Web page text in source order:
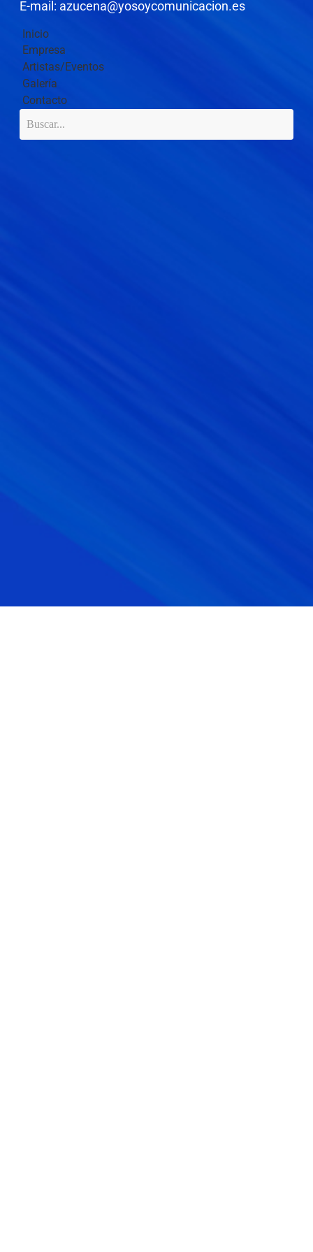
E-mail: azucena@yosoycomunicacion.es
Inicio
Empresa
Artistas/Eventos
Galería
Contacto